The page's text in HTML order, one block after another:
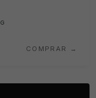
COMPRAR